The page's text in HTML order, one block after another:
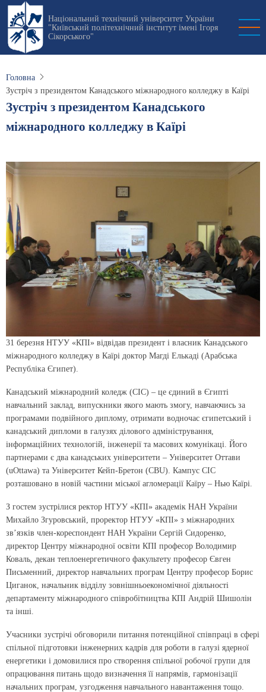
Перейти
основного
вмісту
Національний технічний університет України
"Київський політехнічний інститут імені Ігоря
Сікорського"
Головна
Зустріч з президентом Канадського міжнародного колледжу в Каїрі
Зустріч з президентом Канадського
міжнародного колледжу в Каїрі
31 березня НТУУ «КПІ» відвідав президент і власник Канадського
міжнародного колледжу в Каїрі доктор Магді Елькаді (Арабська
Республіка Єгипет).
Канадський міжнародний коледж (CIC) – це єдиний в Єгипті
навчальний заклад, випускники якого мають змогу, навчаючись за
програмами подвійного диплому, отримати водночас єгипетський і
канадський дипломи в галузях ділового адміністрування,
інформаційних технологій, інженерії та масових комунікаці. Його
партнерами є два канадських університети – Університет Оттави
(uOttawa) та Університет Кейп-Бретон (CBU). Кампус CIC
розташовано в новій частини міської агломерації Каїру – Нью Каїрі.
З гостем зустрілися ректор НТУУ «КПІ» академік НАН України
Михайло Згуровський, проректор НТУУ «КПІ» з міжнародних
зв’язків член-кореспондент НАН України Сергій Сидоренко,
директор Центру міжнародної освіти КПІ професор Володимир
Коваль, декан теплоенергетичного факультету професор Євген
Письменний, директор навчальних програм Центру професор Борис
Циганок, начальник відділу зовнішньоекономічної діяльності
департаменту міжнародного співробітництва КПІ Андрій Шишолін
та інші.
Учасники зустрічі обговорили питання потенційної співпраці в сфері
спільної підготовки інженерних кадрів для роботи в галузі ядерної
енергетики і домовилися про створення спільної робочої групи для
опрацювання питань щодо визначення її напрямів, гармонізації
начальних програм, узгодження навчального навантаження тощо.